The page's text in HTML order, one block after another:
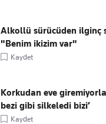
Alkollü sürücüden ilginç
"Benim ikizim var"
Kaydet
Korkudan eve
bezi gibi silkeledi bizi’
Kaydet